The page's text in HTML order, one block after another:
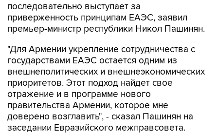
последовательно выступает за
приверженность принципам ЕАЭС, заявил
премьер-министр республики Никол Пашинян.
"Для Армении укрепление сотрудничества с
государствами ЕАЭС остается одним из
внешнеполитических и внешнеэкономических
приоритетов. Этот подход найдет свое
отражение и в программе нового
правительства Армении, которое мне
доверено возглавить", - сказал Пашинян на
заседании Евразийского межправсовета.